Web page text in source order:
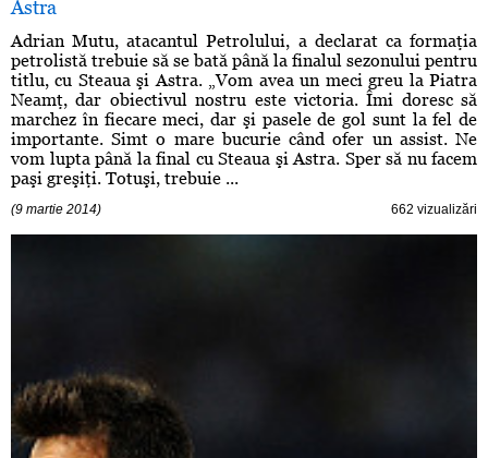
Astra
Adrian Mutu, atacantul Petrolului, a declarat ca formaţia
petrolistă trebuie să se bată până la finalul sezonului pentru
titlu, cu Steaua şi Astra. „Vom avea un meci greu la Piatra
Neamţ, dar obiectivul nostru este victoria. Îmi doresc să
marchez în fiecare meci, dar şi pasele de gol sunt la fel de
importante. Simt o mare bucurie când ofer un assist. Ne
vom lupta până la final cu Steaua şi Astra. Sper să nu facem
paşi greşiţi. Totuşi, trebuie ...
(9 martie 2014) 662 vizualizări